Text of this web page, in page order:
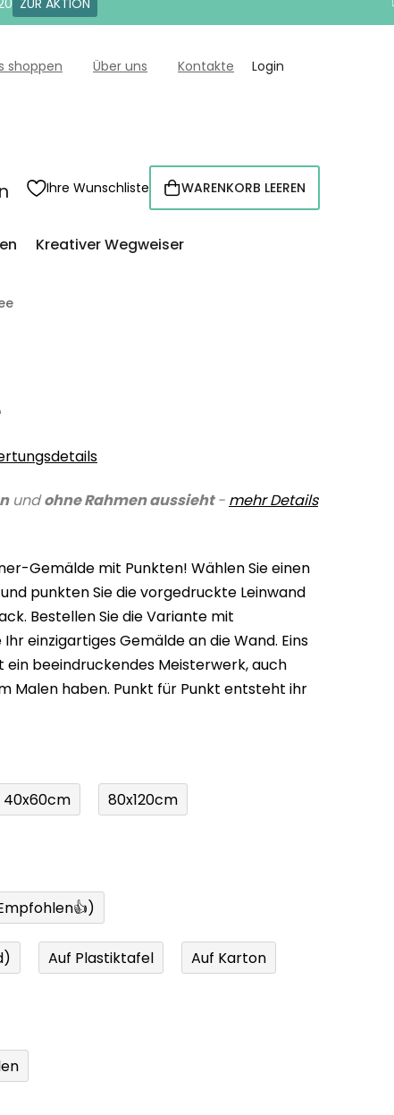
ZUR AKTION
shoppen Über uns Kontakte Login
Ihre Wunschliste WARENKORB
WARENKORB LEEREN
Kreativer Wegweiser
undohne Rahmen aussieht- mehr Details
Gemälde mit Punkten! Wählen Sie einen
punkten Sie die vorgedruckte Leinwand
Bestellen Sie die Variante mit
einzigartiges Gemälde an die Wand. Eins
ein beeindruckendes Meisterwerk, auch
Malen haben. Punkt für Punkt entsteht ihr
40x60cm 80x120cm
Auf Plastiktafel Auf Karton